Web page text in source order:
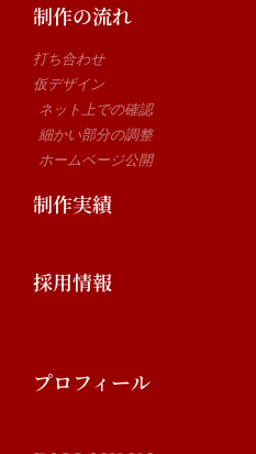
制作の流れ
打ち合わせ
仮デザイン
ネット上での確認
細かい部分の調整
ホームページ公開
制作実績
採用情報
プロフィール